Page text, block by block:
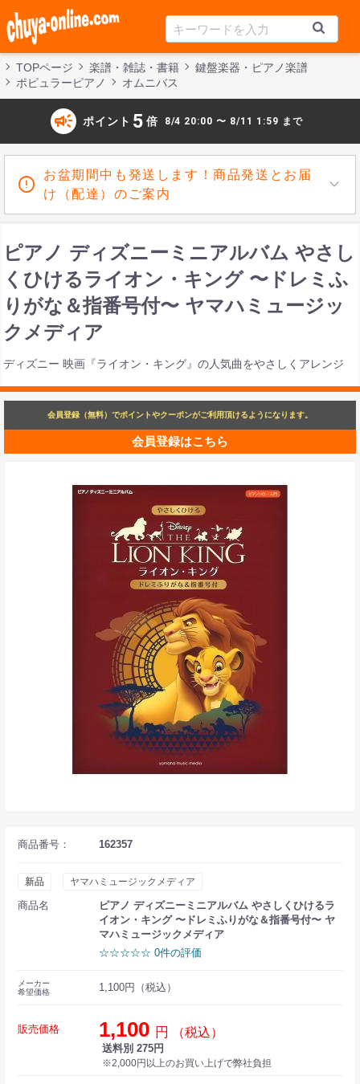
TOPページ 楽譜・雑誌・書籍
鍵盤楽器・ピアノ楽譜
ポピュラーピアノ
オムニバス
campaign ポイント 5 倍 8/4 20:00 〜 8/11 1:59 まで
お盆期間中も発送します！商品発送とお届
け（配達）のご案内
ピアノ ディズニーミニアルバム やさし
くひけるライオン・キング 〜ドレミふ
りがな＆指番号付〜 ヤマハミュージッ
クメディア
ディズニー 映画『ライオン・キング』の人気曲をやさしくアレンジ
会員登録（無料）でポイントやクーポンがご利用頂けるようになります。
会員登録はこちら
商品番号： 162357
新品 ヤマハミュージックメディア
商品名
ピアノ ディズニーミニアルバム やさしくひけるラ
イオン・キング 〜ドレミふりがな＆指番号付〜 ヤ
マハミュージックメディア
☆☆☆☆☆ 0件の評価
メーカー
希望価格
1,100円（税込）
販売価格 1,100 円 （税込）
送料別 275円
※2,000円以上のお買い上げで弊社負担